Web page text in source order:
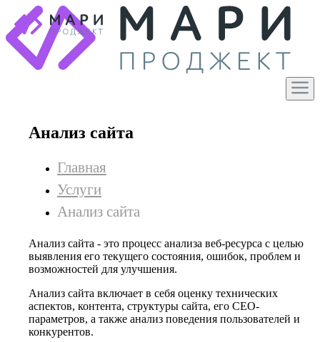
Анализ сайта
Главная
Услуги
Анализ сайта
Анализ сайта - это процесс анализа веб-ресурса с целью
выявления его текущего состояния, ошибок, проблем и
возможностей для улучшения.
Анализ сайта включает в себя оценку технических
аспектов, контента, структуры сайта, его СЕО-
параметров, а также анализ поведения пользователей и
конкурентов.